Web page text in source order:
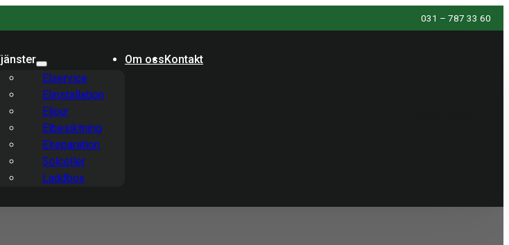
031 – 787 33 60
Elservice
Elinstallation
Eljour
Elbesiktning
Elreparation
Solceller
Laddbox
Om ossKontakt